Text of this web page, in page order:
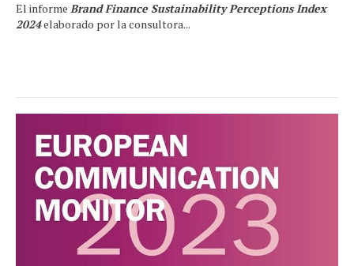
El informe Brand Finance Sustainability Perceptions Index
2024elaborado por la consultora...